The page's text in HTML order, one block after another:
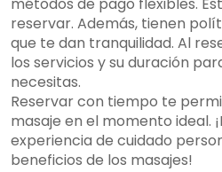
métodos de pago flexibles.
reservar. Además, tienen
que te dan tranquilidad. Al
los servicios y su duración
necesitas.
Reservar con tiempo te
masaje en el momento ideal.
experiencia de cuidado
beneficios de los masajes!